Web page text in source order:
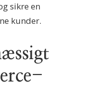
sikre en
kunder.